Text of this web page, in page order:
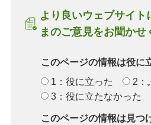
より良いウェブサイト
まのご意見をお聞かせ
このページの情報は役に
1：役に立った
2：
3：役に立たなかった
このページの情報は見つ